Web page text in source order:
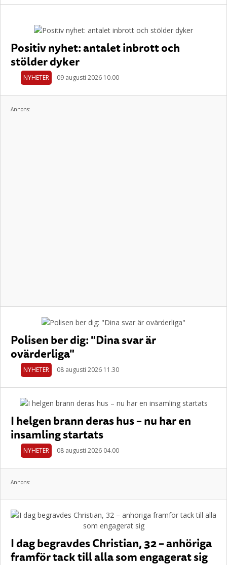
Positiv nyhet: antalet inbrott och
stölder dyker
NYHETER 09 augusti 2026 10.00
Annons:
Polisen ber dig: "Dina svar är
ovärderliga"
NYHETER 08 augusti 2026 11.30
I helgen brann deras hus – nu har en
insamling startats
NYHETER 08 augusti 2026 04.00
Annons:
I dag begravdes Christian, 32 – anhöriga
framför tack till alla som engagerat sig